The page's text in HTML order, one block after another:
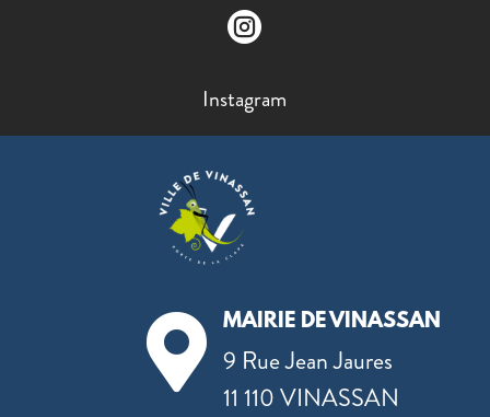

Instagram
 MAIRIE DE VINASSAN
9 Rue Jean Jaures
11 110 VINASSAN